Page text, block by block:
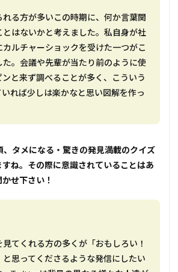
る方が多いこの時期に、何か言葉関
はないかと考えました。私自身が社
ルチャーショックを受けた一つがこ
た。会議や先輩が当たり前のように使
ンと来ず調べることが多く、こういう
れば少しは楽かなと思い図解を作っ
頃、タメになる・驚きの発見満載のクイズ
ね。その際に意識されていることはあ
せ下さい！
てくれる方の多くが「おもしろい！
思ってくださるような発信にしたい